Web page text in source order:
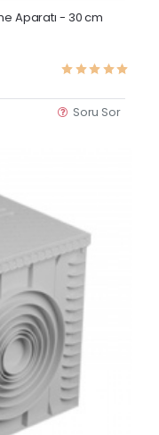
Yeni Ürün
Aparatı - 30 cm
Soru Sor